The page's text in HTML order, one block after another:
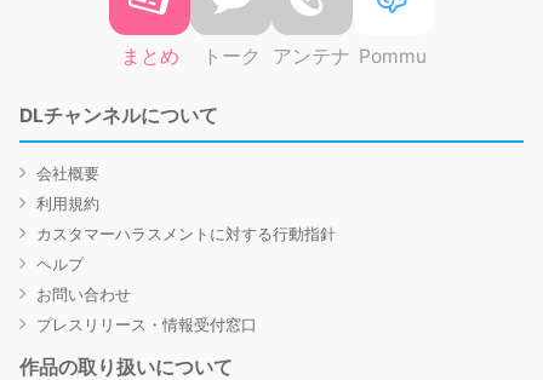
まとめ トーク アンテナ Pommu
DLチャンネルについて
会社概要
利用規約
カスタマーハラスメントに対する行動指針
ヘルプ
お問い合わせ
プレスリリース・情報受付窓口
作品の取り扱いについて